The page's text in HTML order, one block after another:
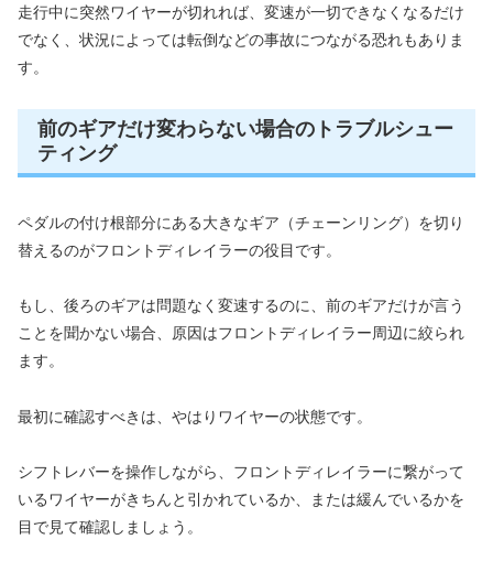
走行中に突然ワイヤーが切れれば、変速が一切できなくなるだけ
でなく、状況によっては転倒などの事故につながる恐れもありま
す。
前のギアだけ変わらない場合のトラブルシュー
ティング
ペダルの付け根部分にある大きなギア（チェーンリング）を切り
替えるのがフロントディレイラーの役目です。
もし、後ろのギアは問題なく変速するのに、前のギアだけが言う
ことを聞かない場合、原因はフロントディレイラー周辺に絞られ
ます。
最初に確認すべきは、やはりワイヤーの状態です。
シフトレバーを操作しながら、フロントディレイラーに繋がって
いるワイヤーがきちんと引かれているか、または緩んでいるかを
目で見て確認しましょう。